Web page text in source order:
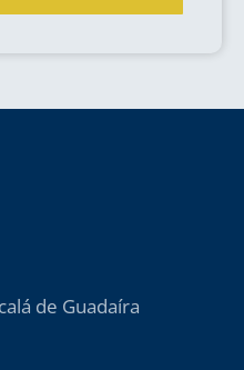
de Guadaíra